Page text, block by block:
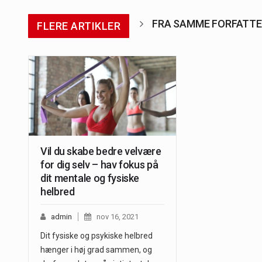
FLERE ARTIKLER FRA SAMME
Vil du skabe bedre velvære
for dig selv – hav fokus på
dit mentale og fysiske
helbred
admin nov 16, 2021
Dit fysiske og psykiske helbred
hænger i høj grad sammen, og